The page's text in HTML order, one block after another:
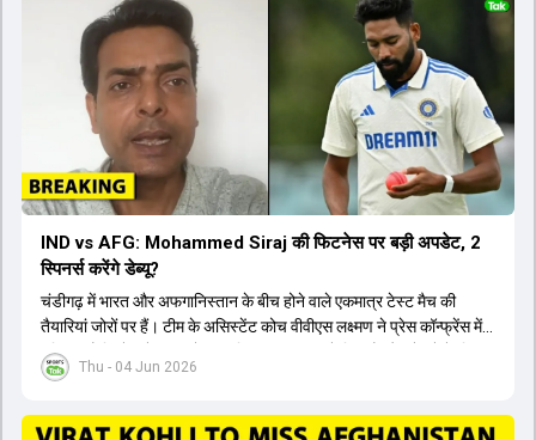
Thu - 04 Jun 2026
IND vs AFG: Mohammed Siraj की फिटनेस पर बड़ी अपडेट, 2
स्पिनर्स करेंगे डेब्यू?
चंडीगढ़ में भारत और अफगानिस्तान के बीच होने वाले एकमात्र टेस्ट मैच की
तैयारियां जोरों पर हैं। टीम के असिस्टेंट कोच वीवीएस लक्ष्मण ने प्रेस कॉन्फ्रेंस में
पुष्टि की है कि तेज गेंदबाज मोहम्मद सिराज पूरी तरह से फिट हैं और खेलने के लिए
उपलब्ध हैं। आईपीएल के दौरान लगी चोट के कारण उनके खेलने पर संदेह था,
सुथार और हर्ष दुबे को कुलदीप यादव और वाशिंगटन सुंदर के साथ प्लेइंग 11 में मौका